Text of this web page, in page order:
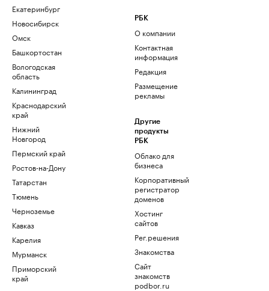
Екатеринбург
Новосибирск
Омск
Башкортостан
Вологодская
область
Калининград
Краснодарский
край
Нижний
Новгород
Пермский край
Ростов-на-Дону
Татарстан
Тюмень
Черноземье
Кавказ
Карелия
Мурманск
Приморский
край
РБК
О компании
Контактная
информация
Редакция
Размещение
рекламы
Другие
продукты
РБК
Облако для
бизнеса
Корпоративный
регистратор
доменов
Хостинг
сайтов
Рег.решения
Знакомства
Сайт
знакомств
podbor.ru